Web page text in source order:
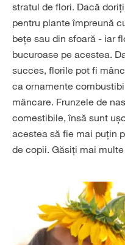
stratul de flori. Dacă
pentru plante împreună
bețe sau din sfoară - iar
bucuroase pe acestea.
succes, florile pot fi
ca ornamente
mâncare. Frunzele de
comestibile, însă sunt
acestea să fie mai puțin
de copii. Găsiți mai